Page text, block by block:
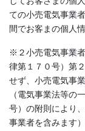
ての小売電気事業
間でお客まの個人
※２小売電気事業
律第１７０号）第
せず、小売電気事
（電気事業法等の
号）の附則により
事業者を含みます